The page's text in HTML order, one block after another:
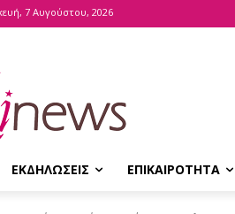
7 Αυγούστου, 2026
ΕΚΔΗΛΩΣΕΙΣ ΕΠΙΚΑΙΡΟΤΗΤΑ